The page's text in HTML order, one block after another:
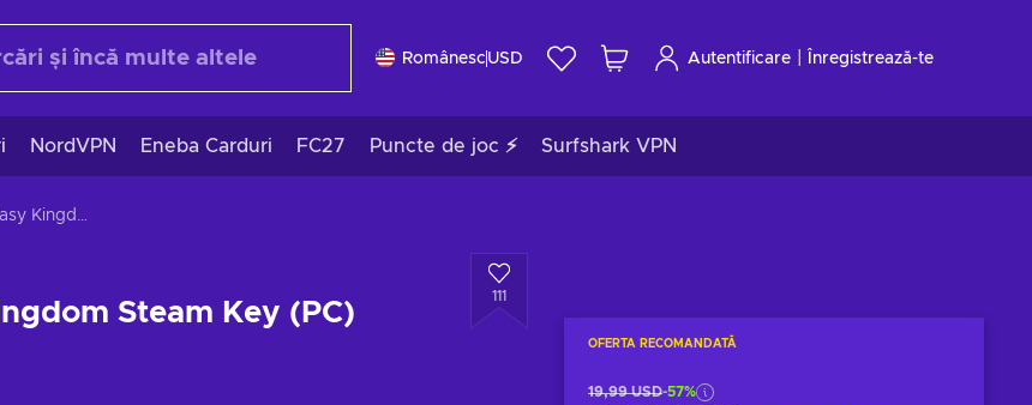
Românesc USD Autentificare Înregistrează-te
NordVPN Eneba Carduri FC27 Puncte de joc ⚡ Surfshark VPN
Super Fantasy Kingdom Steam Key (PC) GLOBAL
Steam Key (PC)
111
OFERTA RECOMANDATĂ
19,99 USD-57%